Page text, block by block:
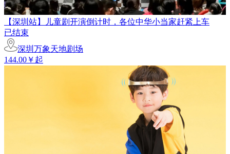
【深圳站】儿童剧开演倒计时，各位中华小当家赶紧上车
已结束
深圳万象天地剧场
144.00￥起